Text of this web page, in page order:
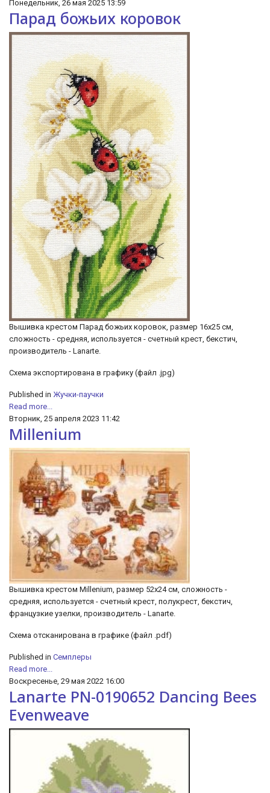
Понедельник, 26 мая 2025 13:59
Парад божьих коровок
Вышивка крестом Парад божьих коровок, размер 16х25 см,
сложность - средняя, используется - счетный крест, бекстич,
производитель - Lanarte.
Схема экспортирована в графику (файл .jpg)
Published in Жучки-паучки
Read more...
Вторник, 25 апреля 2023 11:42
Millenium
Вышивка крестом Millenium, размер 52x24 см, сложность -
средняя, используется - счетный крест, полукрест, бекстич,
французкие узелки, производитель - Lanarte.
Схема отсканирована в графике (файл .pdf)
Published in Семплеры
Read more...
Воскресенье, 29 мая 2022 16:00
Lanarte PN-0190652 Dancing Bees
Evenweave